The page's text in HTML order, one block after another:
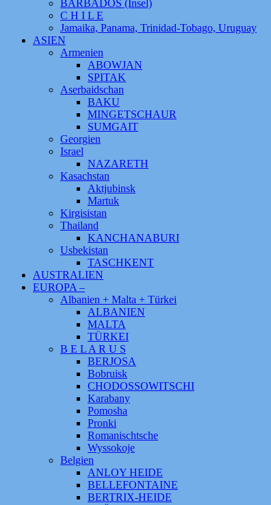
BARBADOS (Insel)
C H I L E
Jamaika, Panama, Trinidad-Tobago, Uruguay
ASIEN
Armenien
ABOWJAN
SPITAK
Aserbaidschan
BAKU
MINGETSCHAUR
SUMGAIT
Georgien
Israel
NAZARETH
Kasachstan
Aktjubinsk
Martuk
Kirgisistan
Thailand
KANCHANABURI
Usbekistan
TASCHKENT
AUSTRALIEN
EUROPA –
Albanien + Malta + Türkei
ALBANIEN
MALTA
TÜRKEI
B E L A R U S
BERJOSA
Bobruisk
CHODOSSOWITSCHI
Karabany
Pomosha
Pronki
Romanischtsche
Wyssokoje
Belgien
ANLOY HEIDE
BELLEFONTAINE
BERTRIX-HEIDE